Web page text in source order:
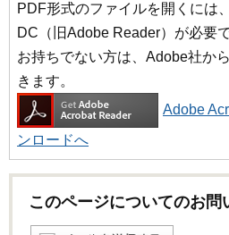
PDF形式のファイルを開くには
DC（旧Adobe Reader）が必要で
お持ちでない方は、Adobe社か
きます。
Adobe
ンロードへ
このページについてのお問